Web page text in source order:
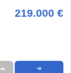
219.000 €
➦ ➜